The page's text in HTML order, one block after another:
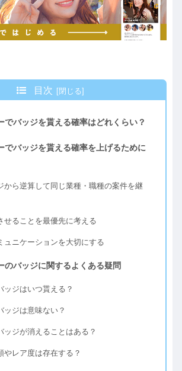
目次
でバッジを貰える確率はどれくらい？
でバッジを貰える確率を上げるために
から逆算して同じ業種・職種の案件を継
せることを最優先に考える
ュニケーションを大切にする
のバッジに関するよくある疑問
ッジはいつ貰える？
ッジは意味ない？
ッジが消えることはある？
やレア度は存在する？